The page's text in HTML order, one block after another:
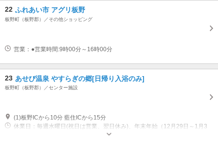
22 ふれあい市 アグリ板野
板野町（板野郡）／その他ショッピング
営業：●営業時間:9時00分～16時00分
23 あせび温泉 やすらぎの郷[日帰り入浴のみ]
板野町（板野郡）／センター施設
(1)板野ICから10分 藍住ICから15分
休業日：毎週水曜日(祝日は営業、翌日休み)、年末年始（12月29日～1月3
日） 営業時間：10:00～21:30 受付21時00分まで